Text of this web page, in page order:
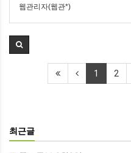
웹관리자(웹관*)
1 2
최근글